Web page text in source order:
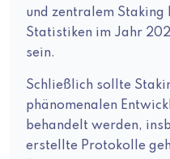
und zentralem Staking
Statistiken im Jahr
sein.
Schließlich sollte
phänomenalen
behandelt werden,
erstellte Protokolle